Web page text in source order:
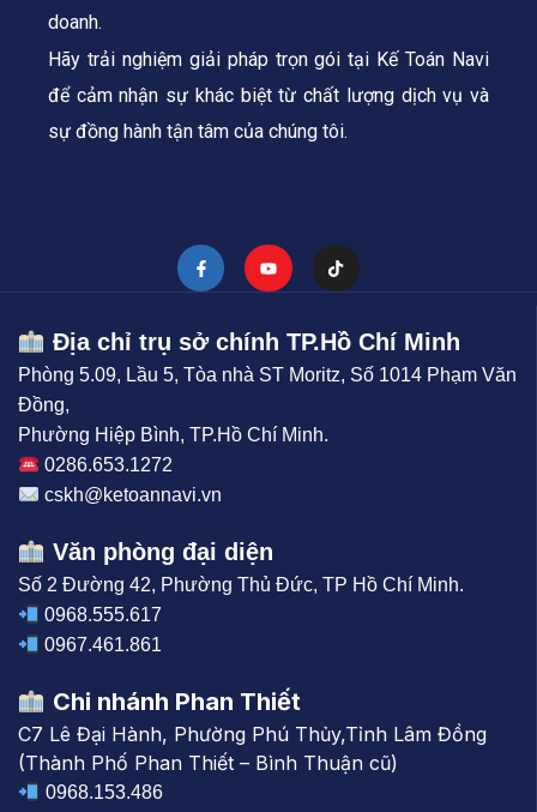
doanh.
Hãy trải nghiệm giải pháp trọn gói tại Kế Toán Navi
để cảm nhận sự khác biệt từ chất lượng dịch vụ và
sự đồng hành tận tâm của chúng tôi.
Địa chỉ trụ sở chính TP.Hồ Chí Minh
Phòng 5.09, Lầu 5, Tòa nhà ST Moritz, Số 1014 Phạm Văn
Đồng,
Phường Hiệp Bình, TP.Hồ Chí Minh.
0286.653.1272
cskh@ketoannavi.vn
Văn phòng đại diện
Số 2 Đường 42, Phường Thủ Đức, TP Hồ Chí Minh.
0968.555.617
0967.461.861
Chi nhánh Phan Thiết
C7 Lê Đại Hành, Phường Phú Thủy,Tỉnh Lâm Đồng
(Thành Phố Phan Thiết – Bình Thuận cũ)
0968.153.486